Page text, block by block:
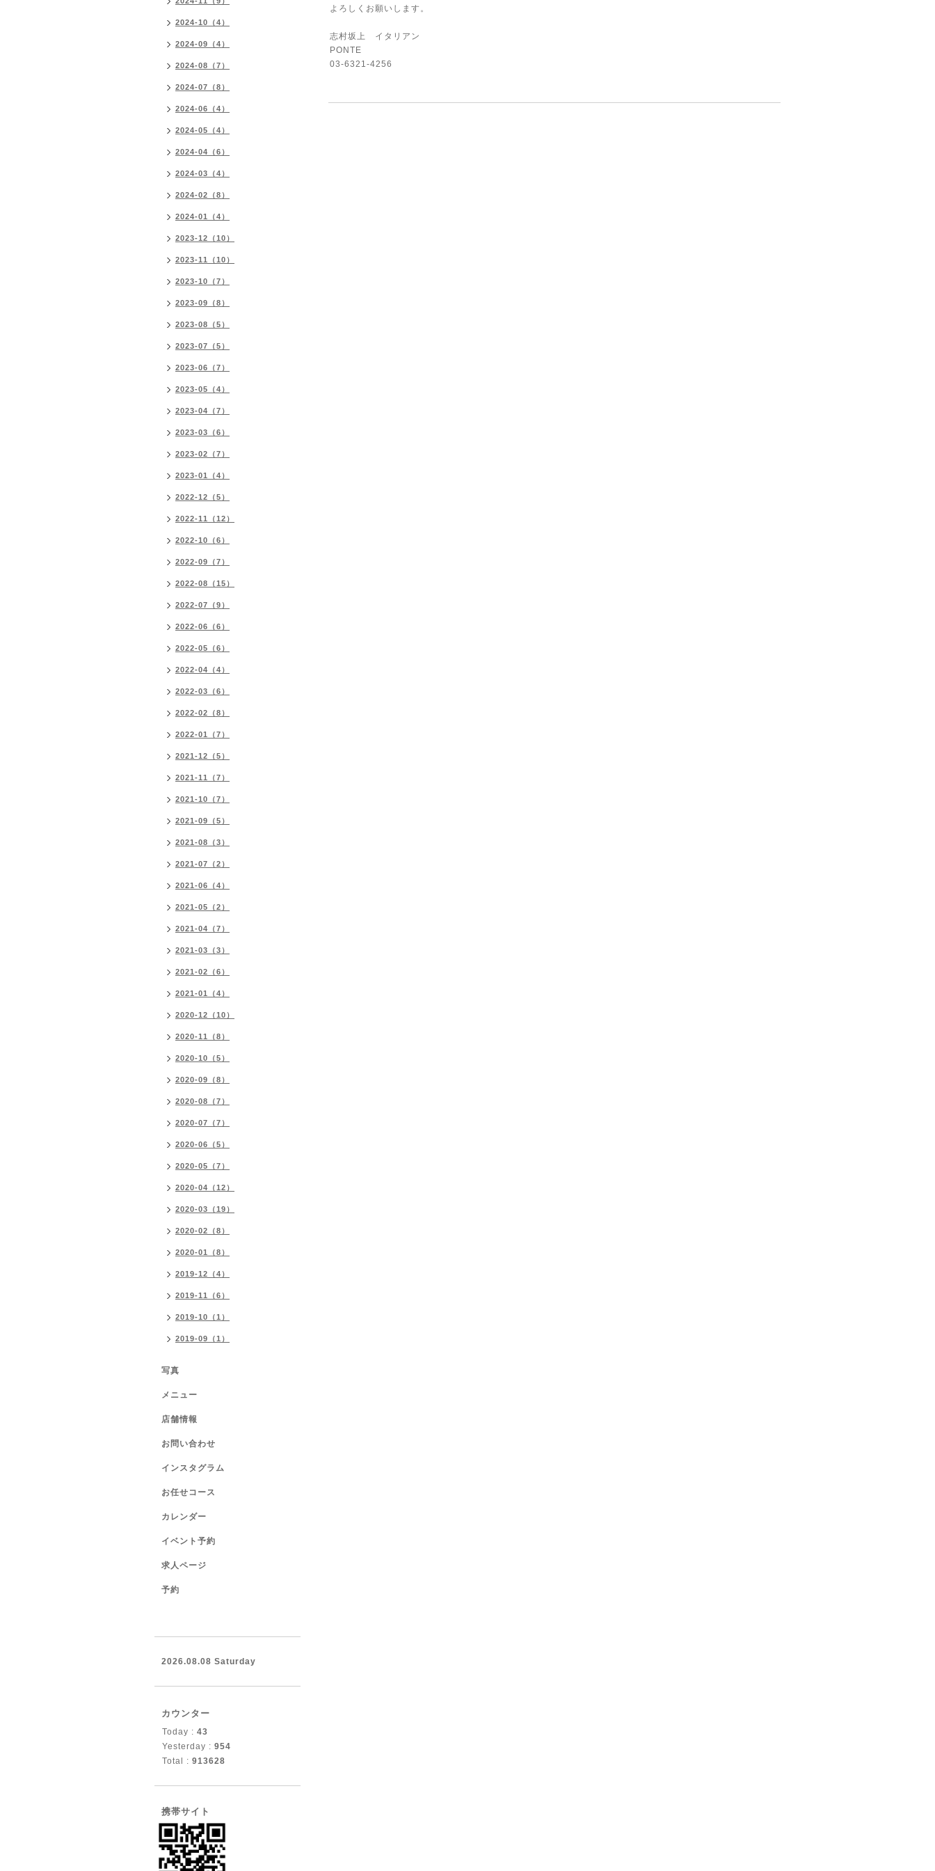
よろしくお願いします。
志村坂上 イタリアン
PONTE
03-6321-4256
2024-10（4）
2024-09（4）
2024-08（7）
2024-07（8）
2024-06（4）
2024-05（4）
2024-04（6）
2024-03（4）
2024-02（8）
2024-01（4）
2023-12（10）
2023-11（10）
2023-10（7）
2023-09（8）
2023-08（5）
2023-07（5）
2023-06（7）
2023-05（4）
2023-04（7）
2023-03（6）
2023-02（7）
2023-01（4）
2022-12（5）
2022-11（12）
2022-10（6）
2022-09（7）
2022-08（15）
2022-07（9）
2022-06（6）
2022-05（6）
2022-04（4）
2022-03（6）
2022-02（8）
2022-01（7）
2021-12（5）
2021-11（7）
2021-10（7）
2021-09（5）
2021-08（3）
2021-07（2）
2021-06（4）
2021-05（2）
2021-04（7）
2021-03（3）
2021-02（6）
2021-01（4）
2020-12（10）
2020-11（8）
2020-10（5）
2020-09（8）
2020-08（7）
2020-07（7）
2020-06（5）
2020-05（7）
2020-04（12）
2020-03（19）
2020-02（8）
2020-01（8）
2019-12（4）
2019-11（6）
2019-10（1）
2019-09（1）
写真
メニュー
店舗情報
お問い合わせ
インスタグラム
お任せコース
カレンダー
イベント予約
求人ページ
予約
2026.08.08 Saturday
カウンター
Today : 43
Yesterday : 954
Total : 913628
携帯サイト